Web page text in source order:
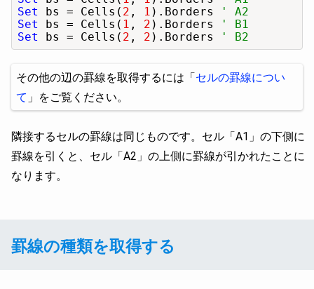
Set
bs = Cells( 2 , 1 ).Borders
' A2
Set
bs = Cells( 1 , 2 ).Borders
' B1
Set
bs = Cells( 2 , 2 ).Borders ' B2
その他の辺の罫線を取得するには「セルの罫線につい
て 」をご覧ください。
隣接するセルの罫線は同じものです。セル「A1」の下側に
罫線を引くと、セル「A2」の上側に罫線が引かれたことに
なります。
罫線の種類を取得する